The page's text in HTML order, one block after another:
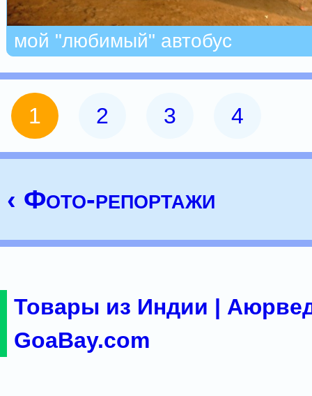
мой "любимый" автобус
1 2 3 4
‹ Фото-репортажи
Товары из Индии |
GoaBay.com